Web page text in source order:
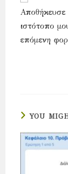
URL
(optional)
ιστότοπο
επόμενη
YOU